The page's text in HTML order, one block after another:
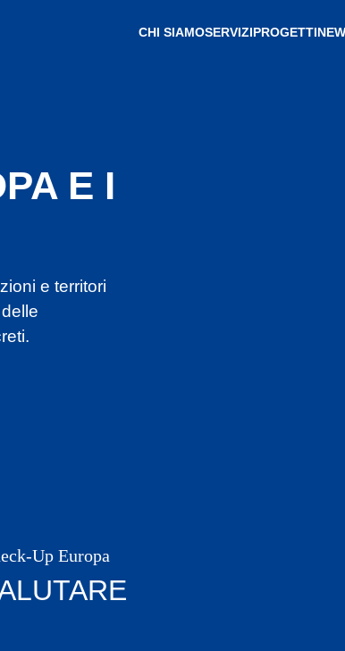
CHI SIAMOSERVIZIPROGETTI
E I
e territori
Up Europa